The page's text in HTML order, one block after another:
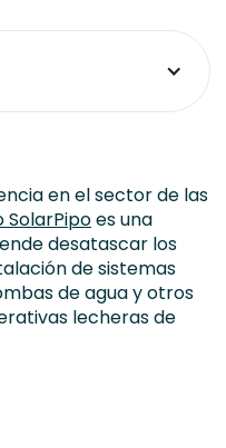
en el sector de las
SolarPipoes una
desatascar los
de sistemas
de agua y otros
lecheras de